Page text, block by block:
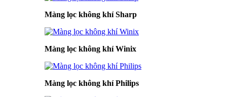
Màng lọc không khí Sharp
Màng lọc không khí Winix
Màng lọc không khí Philips